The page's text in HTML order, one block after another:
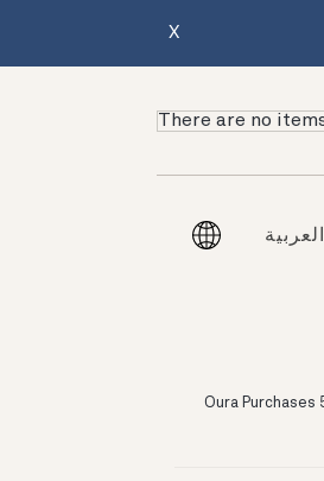
X
There are no
العربية
Oura Purchases